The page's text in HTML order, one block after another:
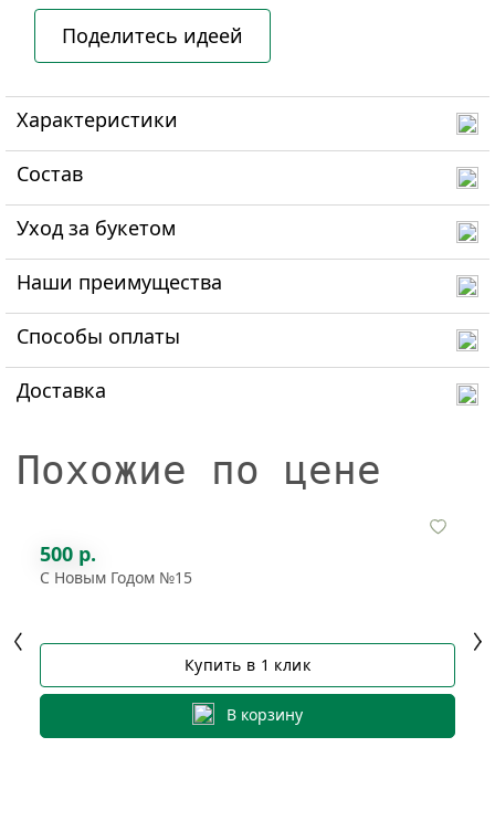
Поделитесь идеей
Характеристики
Состав
Уход за букетом
Наши преимущества
Способы оплаты
Доставка
Похожие по цене
500 р.
С Новым Годом №15
Купить в 1 клик
В корзину